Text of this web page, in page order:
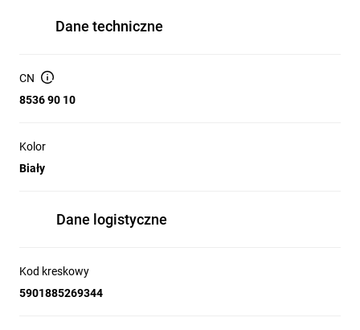
Dane techniczne
CN
8536 90 10
Kolor
Biały
Dane logistyczne
Kod kreskowy
5901885269344